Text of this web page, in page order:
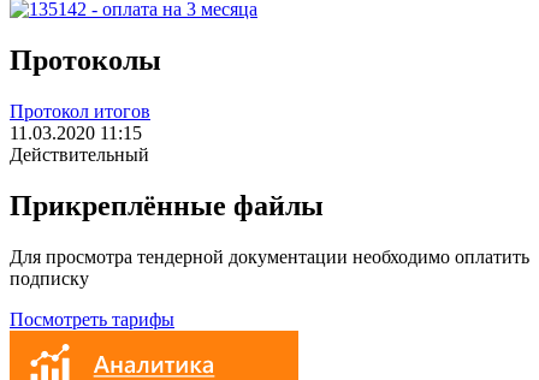
Протоколы
Протокол итогов
11.03.2020 11:15
Действительный
Прикреплённые файлы
Для просмотра тендерной документации необходимо оплатить
подписку
Посмотреть тарифы